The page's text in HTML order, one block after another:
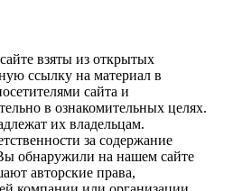
взяты из открытых
ссылку на материал в
сайта и
в ознакомительных целях.
их владельцам.
за содержание
обнаружили на нашем сайте
авторские права,